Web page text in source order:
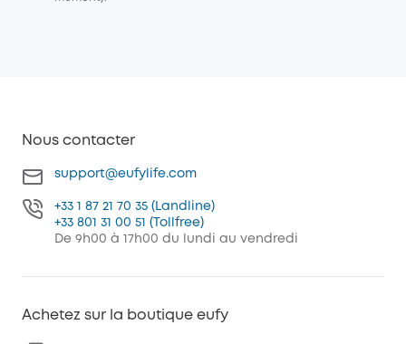
Nous contacter
support@eufylife.com
+33 1 87 21 70 35 (Landline)
+33 801 31 00 51 (Tollfree)
De 9h00 à 17h00 du lundi au vendredi
Achetez sur la boutique eufy